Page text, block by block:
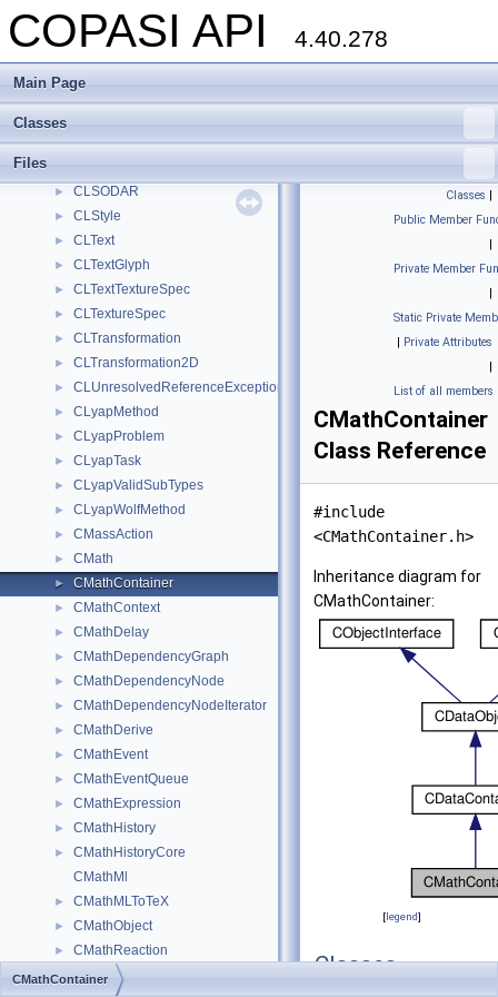
COPASI API 4.40.278
Main Page
Classes
Files
► CLRenderPoint
► CLRenderResolver
► CLSimpleImageTexturizer
►
► CLsodaMethod
► CLSODAR
► CLStyle
► CLText
► CLTextGlyph
► CLTextTextureSpec
► CLTextureSpec
► CLTransformation
► CLTransformation2D
► CLUnresolvedReferenceException
► CLyapMethod
► CLyapProblem
► CLyapTask
► CLyapValidSubTypes
► CLyapWolfMethod
► CMassAction
► CMath
► CMathContainer
► CMathContext
► CMathDelay
► CMathDependencyGraph
► CMathDependencyNode
► CMathDependencyNodeIterator
► CMathDerive
► CMathEvent
► CMathEventQueue
► CMathExpression
► CMathHistory
►
CMathHistoryCore
CMathMl
► CMathMLToTeX
► CMathObject
► CMathReaction
► CMathUpdateSequence
Classes |
Public Member
|
Private Member
|
Static Private
| Private Attributes
|
List of all members
CMathContainer
Class Reference
#include
<CMathContainer.h>
Inheritance diagram for
CMathContainer:
[legend]
Classes
CMathContainer